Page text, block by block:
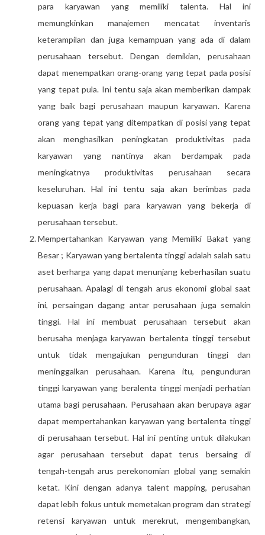
para karyawan yang memiliki talenta. Hal ini
memungkinkan manajemen mencatat inventaris
keterampilan dan juga kemampuan yang ada di dalam
perusahaan tersebut. Dengan demikian, perusahaan
dapat menempatkan orang-orang yang tepat pada posisi
yang tepat pula. Ini tentu saja akan memberikan dampak
yang baik bagi perusahaan maupun karyawan. Karena
orang yang tepat yang ditempatkan di posisi yang tepat
akan menghasilkan peningkatan produktivitas pada
karyawan yang nantinya akan berdampak pada
meningkatnya produktivitas perusahaan secara
keseluruhan. Hal ini tentu saja akan berimbas pada
kepuasan kerja bagi para karyawan yang bekerja di
perusahaan tersebut.
Mempertahankan Karyawan yang Memiliki Bakat yang
Besar ; Karyawan yang bertalenta tinggi adalah salah satu
aset berharga yang dapat menunjang keberhasilan suatu
perusahaan. Apalagi di tengah arus ekonomi global saat
ini, persaingan dagang antar perusahaan juga semakin
tinggi. Hal ini membuat perusahaan tersebut akan
berusaha menjaga karyawan bertalenta tinggi tersebut
untuk tidak mengajukan pengunduran tinggi dan
meninggalkan perusahaan. Karena itu, pengunduran
tinggi karyawan yang beralenta tinggi menjadi perhatian
utama bagi perusahaan. Perusahaan akan berupaya agar
dapat mempertahankan karyawan yang bertalenta tinggi
di perusahaan tersebut. Hal ini penting untuk dilakukan
agar perusahaan tersebut dapat terus bersaing di
tengah-tengah arus perekonomian global yang semakin
ketat. Kini dengan adanya talent mapping, perusahan
dapat lebih fokus untuk memetakan program dan strategi
retensi karyawan untuk merekrut, mengembangkan,